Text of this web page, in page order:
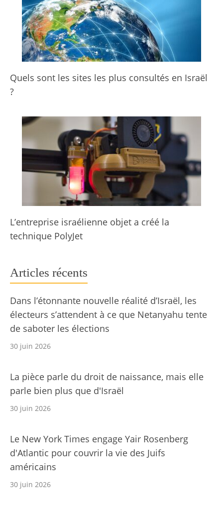
Quels sont les sites les plus consultés en Israël
?
L’entreprise israélienne objet a créé la
technique PolyJet
Articles récents
Dans l’étonnante nouvelle réalité d’Israël, les
électeurs s’attendent à ce que Netanyahu tente
de saboter les élections
30 juin 2026
La pièce parle du droit de naissance, mais elle
parle bien plus que d'Israël
30 juin 2026
Le New York Times engage Yair Rosenberg
d'Atlantic pour couvrir la vie des Juifs
américains
30 juin 2026